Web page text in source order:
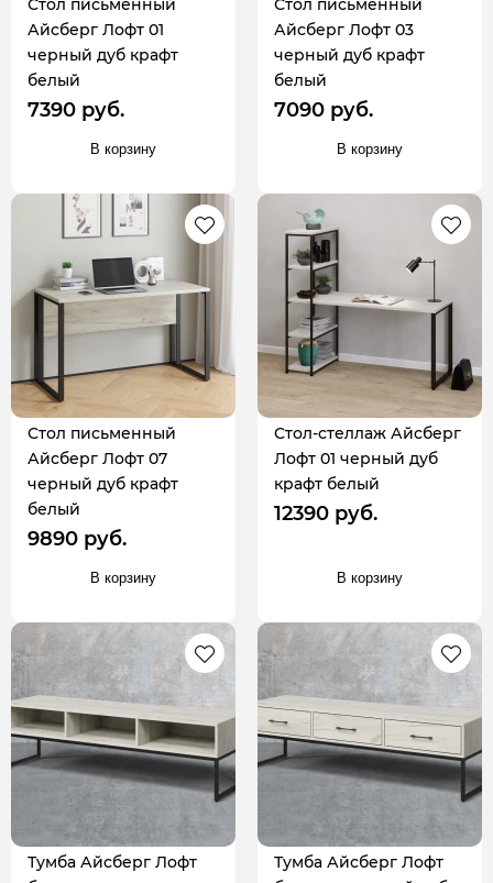
Стол письменный
Айсберг Лофт 01
черный дуб крафт
белый
7390 руб.
В корзину
Стол письменный
Айсберг Лофт 03
черный дуб крафт
белый
7090 руб.
В корзину
Стол письменный
Айсберг Лофт 07
черный дуб крафт
белый
9890 руб.
В корзину
Стол-стеллаж Айсберг
Лофт 01 черный дуб
крафт белый
12390 руб.
В корзину
Тумба Айсберг Лофт
Тумба Айсберг Лофт